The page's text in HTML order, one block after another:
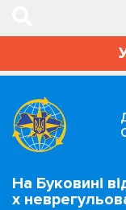
На Буковині
х